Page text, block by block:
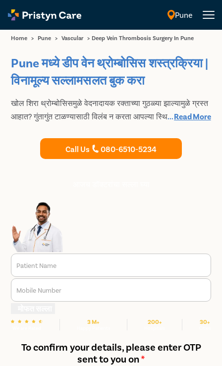
मराठी
Pune
Home > Pune > Vascular > Deep Vein Thrombosis Surgery In Pune
Pune मध्ये डीप वेन थ्रोम्बोसिस शस्त्रक्रिया |
विनामूल्य सल्लामसलत बुक करा
खोल शिरा थ्रोम्बोसिसमुळे वेदनादायक रक्ताच्या गुठळ्या झाल्यामुळे ग्रस्त
आहात? गुंतागुंत टाळण्यासाठी विलंब न करता आपल्या स्थितीवर उपचार
करा आणि थ्रोम्बेक्टॉमी आणि बलून अँजिओप्लास्टी सारख्या सुरक्षित आणि
प्रगत प्रक्रिया असूनही तुमच्या खराब झालेल्या नसावर उपचार करा.
...Read More
Call Us 080-6510-5234
Patient Name
Mobile Number
3 M+ 200+ 30+
To confirm your details, please enter OTP
sent to you on*